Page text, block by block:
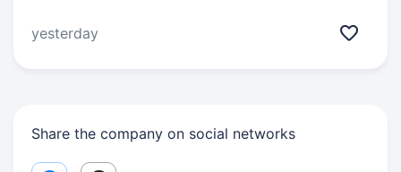
yesterday
Share the company on social networks